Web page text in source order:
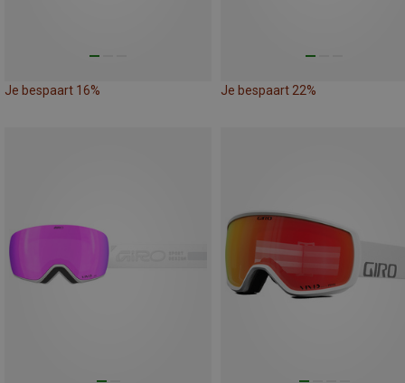
Je bespaart 16% Je bespaart 22%